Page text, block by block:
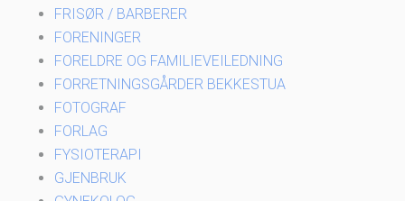
FRISØR / BARBERER
FORENINGER
FORELDRE OG FAMILIEVEILEDNING
FORRETNINGSGÅRDER BEKKESTUA
FOTOGRAF
FORLAG
FYSIOTERAPI
GJENBRUK